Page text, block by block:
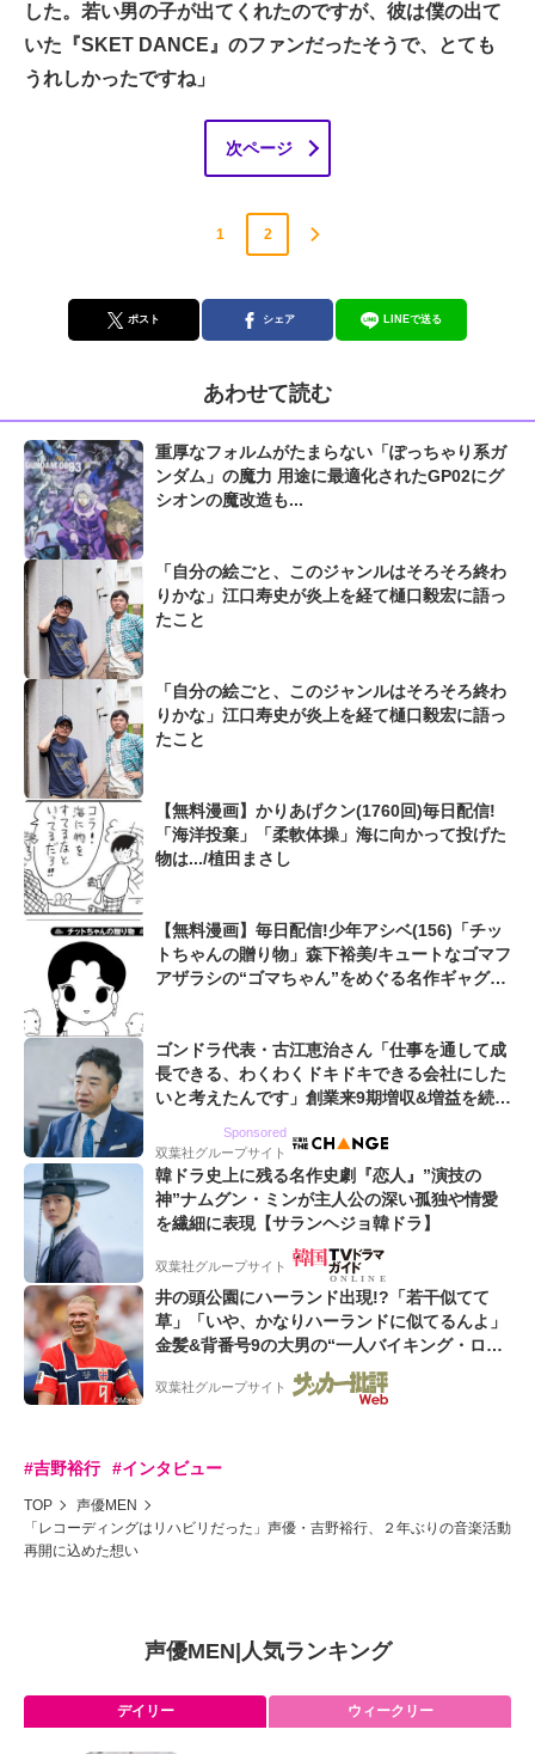
した。若い男の子が出てくれたのですが、彼は僕の出て
いた『SKET DANCE』のファンだったそうで、とても
うれしかったですね」
次ページ
1 2
ポスト シェア LINEで送る
あわせて読む
重厚なフォルムがたまらない「ぽっちゃり系ガ
ンダム」の魔力 用途に最適化されたGP02にグ
シオンの魔改造も...
「自分の絵ごと、このジャンルはそろそろ終わ
りかな」江口寿史が炎上を経て樋口毅宏に語っ
たこと
「自分の絵ごと、このジャンルはそろそろ終わ
りかな」江口寿史が炎上を経て樋口毅宏に語っ
たこと
【無料漫画】かりあげクン(1760回)毎日配信!
「海洋投棄」「柔軟体操」海に向かって投げた
物は.../植田まさし
【無料漫画】毎日配信!少年アシベ(156)「チッ
トちゃんの贈り物」森下裕美/キュートなゴマフ
アザラシの“ゴマちゃん”をめぐる名作ギャグ4
ゴンドラ代表・古江恵治さん「仕事を通して成
長できる、わくわくドキドキできる会社にした
いと考えたんです」創業来9期増収&増益を続け
Sponsored
双葉社グループサイト
韓ドラ史上に残る名作史劇『恋人』”演技の
神”ナムグン・ミンが主人公の深い孤独や情愛
を繊細に表現【サランヘジョ韓ドラ】
双葉社グループサイト
井の頭公園にハーランド出現!?「若干似てて
草」「いや、かなりハーランドに似てるんよ」
金髪&背番号9の大男の“一人バイキング・ロ
ー”映像が話題!「元気をもらった」
双葉社グループサイト
#吉野裕行 #インタビュー
TOP
声優MEN
「レコーディングはリハビリだった」声優・吉野裕行、２年ぶりの音楽活動
再開に込めた想い
声優MEN| 人気ランキング
デイリー ウィークリー